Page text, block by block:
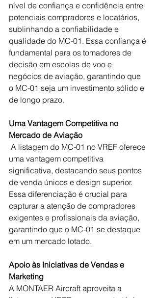
nível de confiança e confidência entre
potenciais compradores e locatários,
sublinhando a confiabilidade e
qualidade do MC-01. Essa confiança é
fundamental para os tomadores de
decisão em escolas de voo e
negócios de aviação, garantindo que
o MC-01 seja um investimento sólido e
de longo prazo.
Uma Vantagem Competitiva no
Mercado de Aviação
uma vantagem competitiva
significativa, destacando seus pontos
de venda únicos e design superior.
Essa diferenciação é crucial para
capturar a atenção de compradores
exigentes e profissionais da aviação,
garantindo que o MC-01 se destaque
em um mercado lotado.
Apoio às Iniciativas de Vendas e
Marketing
A MONTAER Aircraft aproveita a